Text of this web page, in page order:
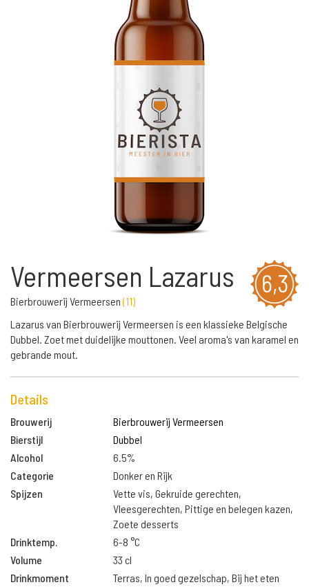
6,3
Vermeersen Lazarus
Bierbrouwerij Vermeersen(11)
Lazarus van Bierbrouwerij Vermeersen is een klassieke Belgische
Dubbel. Zoet met duidelijke mouttonen. Veel aroma's van karamel en
gebrande mout.
Details
Brouwerij
Bierbrouwerij Vermeersen
Bierstijl
Dubbel
Alcohol
6.5%
Categorie
Donker en Rijk
Spijzen
Vette vis, Gekruide gerechten,
Vleesgerechten, Pittige en belegen kazen,
Zoete desserts
Drinktemp.
6-8 °C
Volume
33 cl
Drinkmoment
Terras, In goed gezelschap, Bij het eten